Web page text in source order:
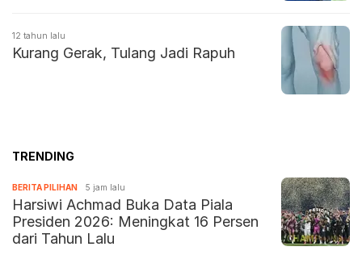
12 tahun lalu
Kurang Gerak, Tulang Jadi Rapuh
TRENDING
BERITA PILIHAN 5 jam lalu
Harsiwi Achmad Buka Data Piala
Presiden 2026: Meningkat 16 Persen
dari Tahun Lalu